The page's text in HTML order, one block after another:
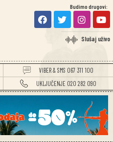
Budimo drugovi:
Slušaj uživo
VIBER & SMS 067 311 100
UKLJUČENJE 020 282 090